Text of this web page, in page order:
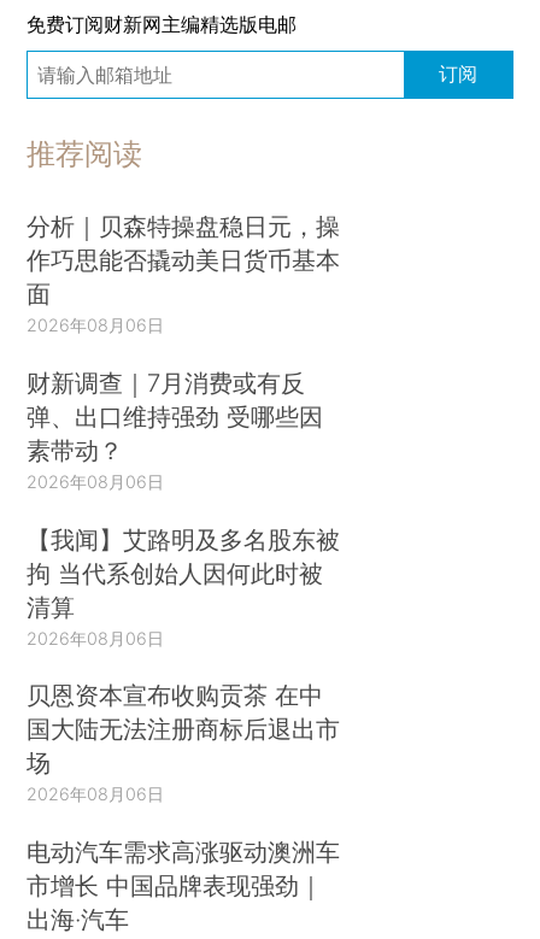
免费订阅财新网主编精选版电邮
订阅
推荐阅读
分析｜贝森特操盘稳日元，操
作巧思能否撬动美日货币基本
面
2026年08月06日
财新调查｜7月消费或有反
弹、出口维持强劲 受哪些因
素带动？
2026年08月06日
【我闻】艾路明及多名股东被
拘 当代系创始人因何此时被
清算
2026年08月06日
贝恩资本宣布收购贡茶 在中
国大陆无法注册商标后退出市
场
2026年08月06日
电动汽车需求高涨驱动澳洲车
市增长 中国品牌表现强劲｜
出海·汽车